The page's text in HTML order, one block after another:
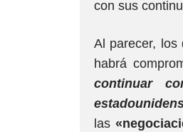
con sus
Al parecer, los
habrá
continuar
las